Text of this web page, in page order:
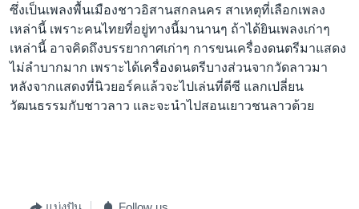
พอดคาสต์
ติดตามเรา
ซึ่งเป็นเพลงพื้นเมืองชาวอิสานสกลนคร สาเหตุที่เลือกเพลง
เหล่านี้ เพราะคนไทยที่อยู่ทางนี้มานานๆ ถ้าได้ยินเพลงเก่าๆ
เหล่านี้ อาจคิดถึงบรรยากาศเก่าๆ การขนเครื่องดนตรีมาแสดง
ไม่ลำบากมาก เพราะได้เครื่องดนตรีบางส่วนจากวัดลาวมา
หลังจากแสดงที่นิวยอร์คแล้วจะไปเล่นที่ดีซี แลกเปลี่ยน
วัฒนธรรมกับชาวลาว และจะนำไปสอนเยาวชนลาวด้วย